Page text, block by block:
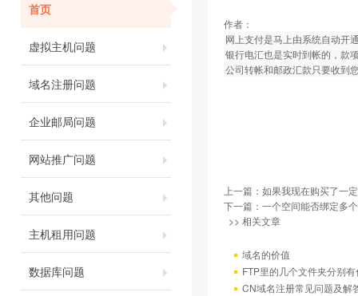
首页
虚拟主机问题
域名注册问题
企业邮局问题
网站推广问题
其他问题
主机租用问题
数据库问题
作者：
网上支付是马上由系统自动开
银行电汇也是实时到帐的，款
公司转帐和邮政汇款只要收到
上一篇： 如果我现在购买了一
下一篇： 一个空间能否绑定多
>> 相关文章
域名的价值
FTP里的几个文件夹分别
CN域名注册常见问题及解